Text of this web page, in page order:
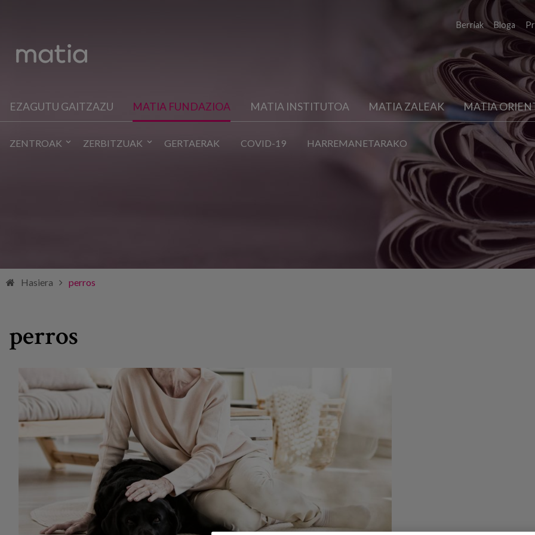
Berriak Bloga
EZAGUTU GAITZAZU MATIA FUNDAZIOA MATIA INSTITUTOA MATIA ZALEAK MATIA
ZENTROAK ZERBITZUAK GERTAERAK COVID-19 HARREMANETARAKO
Hasiera perros
perros